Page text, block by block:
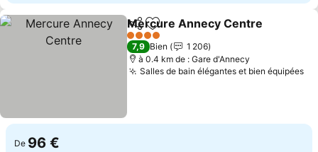
PartagerAjouter à mes favoris
Mercure Annecy Centre
4 Étoiles
7,9 Bien
1 206
à 0.4 km de : Gare d'Annecy
Salles de bain élégantes et bien équipées
De 96 €